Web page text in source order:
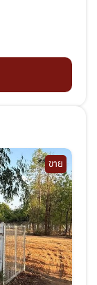
ขาย